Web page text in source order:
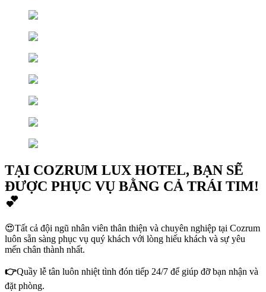
TẠI COZRUM LUX HOTEL, BẠN SẼ
ĐƯỢC PHỤC VỤ BẰNG CẢ TRÁI TIM!
💕
😍Tất cả đội ngũ nhân viên thân thiện và chuyên nghiệp tại Cozrum
luôn sẵn sàng phục vụ quý khách với lòng hiếu khách và sự yêu
mến chân thành nhất.
👉Quầy lễ tân luôn nhiệt tình đón tiếp 24/7 để giúp đỡ bạn nhận và
đặt phòng.